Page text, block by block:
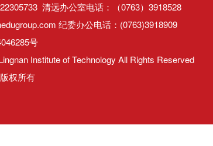
清远办公室电话：（0763）3918528
纪委办公电话：(0763)3918909
号
Institute of Technology All Rights Reserved
权所有